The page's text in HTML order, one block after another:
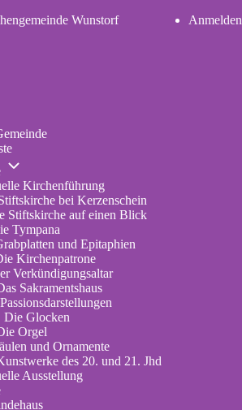
UserAnmelden
Wunstorf
Unternavigation
Stiftskirche
Kirchenführung
bei Kerzenschein
Stiftskirche auf einen Blick
Tympana
und Epitaphien
Kirchenpatrone
Verkündigungsaltar
Sakramentshaus
Glocken
Orgel
und Ornamente
des 20. und 21. Jhd
Ausstellung